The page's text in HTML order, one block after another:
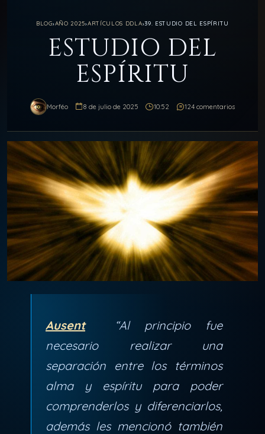
BLOG›AÑO 2025›ARTÍCULOS DDLA›39. ESTUDIO DEL ESPÍRITU
ESTUDIO DEL
ESPÍRITU
Morféo 8 de julio de 2025 10:52 124 comentarios
Ausent
“Al principio fue
necesario realizar una
separación entre los términos
alma y espíritu para poder
comprenderlos y diferenciarlos,
además les mencionó también